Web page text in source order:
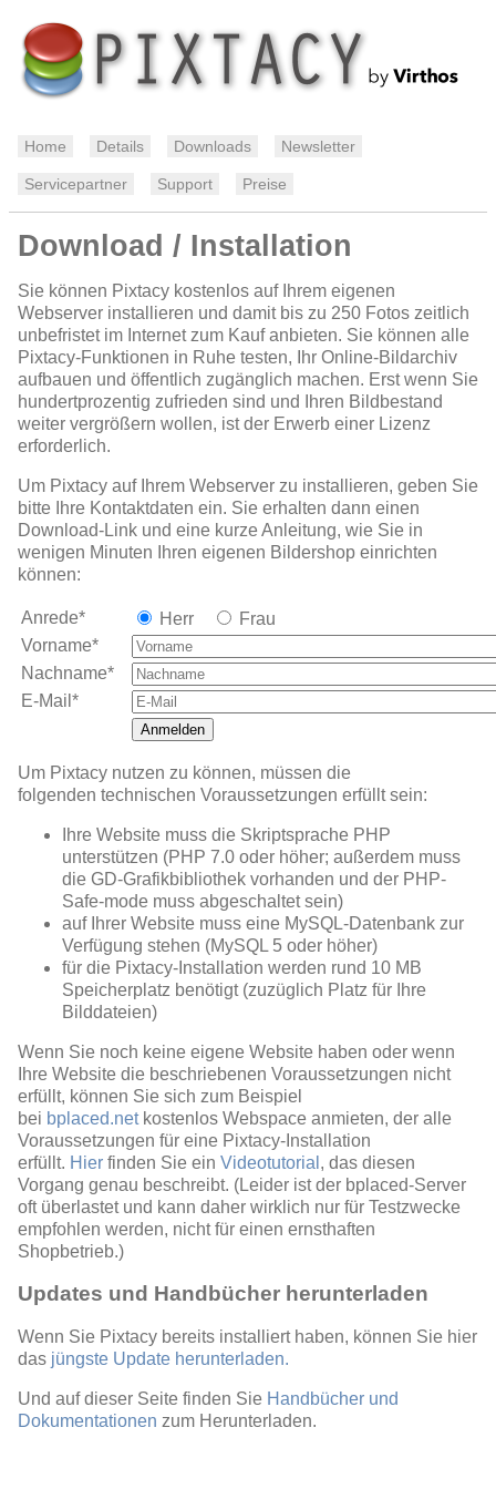
Home Details Downloads Newsletter
Servicepartner Support Preise
Download / Installation
Sie können Pixtacy kostenlos auf Ihrem eigenen
Webserver installieren und damit bis zu 250 Fotos zeitlich
unbefristet im Internet zum Kauf anbieten. Sie können alle
Pixtacy-Funktionen in Ruhe testen, Ihr Online-Bildarchiv
aufbauen und öffentlich zugänglich machen. Erst wenn Sie
hundertprozentig zufrieden sind und Ihren Bildbestand
weiter vergrößern wollen, ist der Erwerb einer Lizenz
erforderlich.
Um Pixtacy auf Ihrem Webserver zu installieren, geben Sie
bitte Ihre Kontaktdaten ein. Sie erhalten dann einen
Download-Link und eine kurze Anleitung, wie Sie in
wenigen Minuten Ihren eigenen Bildershop einrichten
können:
Anrede* Herr
Frau
Vorname*
Nachname*
E-Mail*
Anmelden
Um Pixtacy nutzen zu können, müssen die
folgenden technischen Voraussetzungen erfüllt sein:
Ihre Website muss die Skriptsprache PHP
unterstützen (PHP 7.0 oder höher; außerdem muss
die GD-Grafikbibliothek vorhanden und der PHP-
Safe-mode muss abgeschaltet sein)
auf Ihrer Website muss eine MySQL-Datenbank zur
Verfügung stehen (MySQL 5 oder höher)
für die Pixtacy-Installation werden rund 10 MB
Speicherplatz benötigt (zuzüglich Platz für Ihre
Bilddateien)
Wenn Sie noch keine eigene Website haben oder wenn
Ihre Website die beschriebenen Voraussetzungen nicht
erfüllt, können Sie sich zum Beispiel
bei bplaced.netkostenlos Webspace anmieten, der alle
Voraussetzungen für eine Pixtacy-Installation
erfüllt. Hier finden Sie ein Videotutorial , das diesen
Vorgang genau beschreibt. (Leider ist der bplaced-Server
oft überlastet und kann daher wirklich nur für Testzwecke
empfohlen werden, nicht für einen ernsthaften
Shopbetrieb.)
Updates und Handbücher herunterladen
Wenn Sie Pixtacy bereits installiert haben, können Sie hier
das jüngste Update herunterladen.
Und auf dieser Seite finden Sie Handbücher und
Dokumentationen zum Herunterladen.